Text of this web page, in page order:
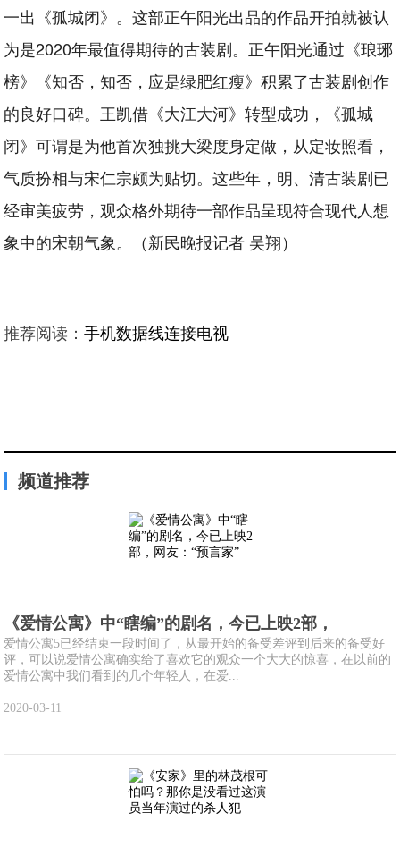
一出《孤城闭》。这部正午阳光出品的作品开拍就被认
为是2020年最值得期待的古装剧。正午阳光通过《琅琊
榜》《知否，知否，应是绿肥红瘦》积累了古装剧创作
的良好口碑。王凯借《大江大河》转型成功，《孤城
闭》可谓是为他首次独挑大梁度身定做，从定妆照看，
气质扮相与宋仁宗颇为贴切。这些年，明、清古装剧已
经审美疲劳，观众格外期待一部作品呈现符合现代人想
象中的宋朝气象。（新民晚报记者 吴翔）
推荐阅读：手机数据线连接电视
频道推荐
《爱情公寓》中“瞎编”的剧名，今已上映2部，
爱情公寓5已经结束一段时间了，从最开始的备受差评到后来的备受好
评，可以说爱情公寓确实给了喜欢它的观众一个大大的惊喜，在以前的
爱情公寓中我们看到的几个年轻人，在爱...
2020-03-11